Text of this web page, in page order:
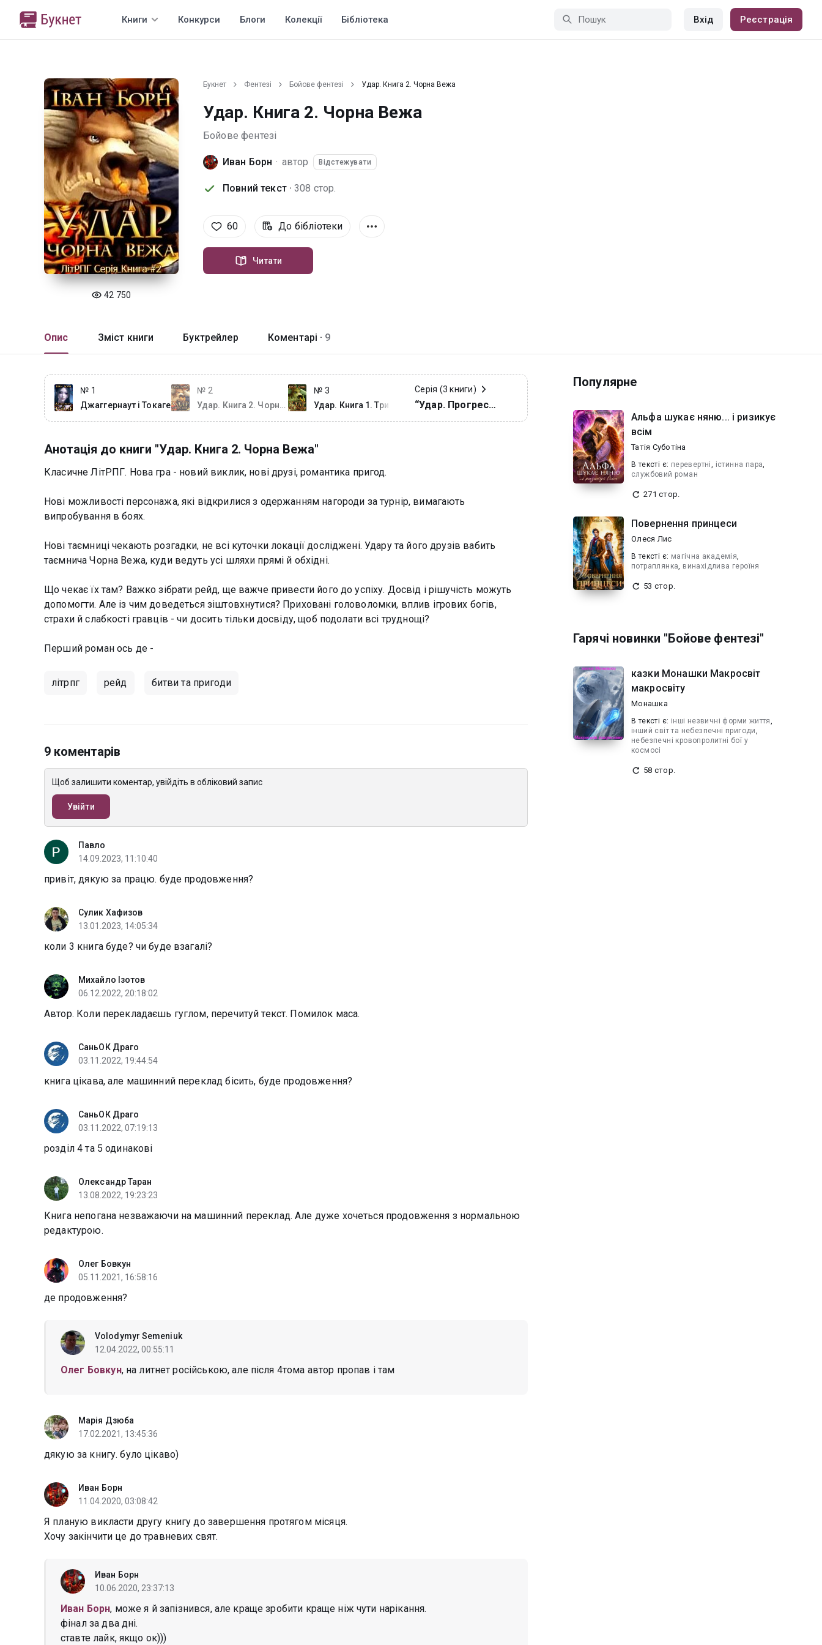
Книги Конкурси Блоги Колекції Бібліотека Вхід Реєстрація
42 750
Букнет Фентезі Бойове фентезі Удар. Книга 2. Чорна Вежа
Удар. Книга 2. Чорна Вежа
Бойове фентезі
Иван Борн · автор Відстежувати
Повний текст · 308 стор.
60 До бібліотеки
Читати
Опис Зміст книги Буктрейлер Коментарі · 9
№ 1
Джаггернаут і Токаге
№ 2
Удар. Книга 2. Чорна
№ 3
Удар. Книга 1. Три
Серія (3 книги)
“Удар. Прогрес
Мінотавра”
Анотація до книги "Удар. Книга 2. Чорна Вежа"
Класичне ЛітРПГ. Нова гра - новий виклик, нові друзі, романтика пригод.
Нові можливості персонажа, які відкрилися з одержанням нагороди за турнір, вимагають
випробування в боях.
Нові таємниці чекають розгадки, не всі куточки локації досліджені. Удару та його друзів вабить
таємнича Чорна Вежа, куди ведуть усі шляхи прямі й обхідні.
Що чекає їх там? Важко зібрати рейд, ще важче привести його до успіху. Досвід і рішучість можуть
допомогти. Але із чим доведеться зіштовхнутися? Приховані головоломки, вплив ігрових богів,
страхи й слабкості гравців - чи досить тільки досвіду, щоб подолати всі труднощі?
Перший роман ось де -
літрпг рейд битви та пригоди
9 коментарів
Щоб залишити коментар, увійдіть в обліковий запис
Увійти
Павло
14.09.2023, 11:10:40
привіт, дякую за працю. буде продовження?
Сулик Хафизов
13.01.2023, 14:05:34
коли 3 книга буде? чи буде взагалі?
Михайло Ізотов
06.12.2022, 20:18:02
Автор. Коли перекладаєшь гуглом, перечитуй текст. Помилок маса.
СаньОК Драго
03.11.2022, 19:44:54
книга цікава, але машинний переклад бісить, буде продовження?
СаньОК Драго
03.11.2022, 07:19:13
розділ 4 та 5 одинакові
Олександр Таран
13.08.2022, 19:23:23
Книга непогана незважаючи на машинний переклад. Але дуже хочеться продовження з нормальною
редактурою.
Олег Бовкун
05.11.2021, 16:58:16
де продовження?
Volodymyr Semeniuk
12.04.2022, 00:55:11
Олег Бовкун, на литнет російською, але після 4тома автор пропав і там
Марія Дзюба
17.02.2021, 13:45:36
дякую за книгу. було цікаво)
Иван Борн
11.04.2020, 03:08:42
Я планую викласти другу книгу до завершення протягом місяця.
Хочу закінчити це до травневих свят.
Иван Борн
10.06.2020, 23:37:13
Иван Борн, може я й запізнився, але краще зробити краще ніж чути нарікання.
фінал за два дні.
ставте лайк, якщо ок)))
Популярне
Альфа шукає няню... і ризикує
всім
Татія Суботіна
В текcті є: перевертні, істинна пара,
службовий роман
271 стор.
Повернення принцеси
Олеся Лис
В текcті є: магічна академія,
потраплянка, винахідлива героїня
53 стор.
Гарячі новинки "Бойове фентезі"
казки Монашки Макросвіт
макросвіту
Монашка
В текcті є: інші незвичні форми життя,
інший світ та небезпечні пригоди,
небезпечні кровопролитні бої у
космосі
58 стор.